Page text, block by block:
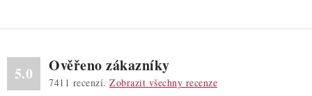
5.0 Ověřeno zákazníky
7411 recenzí. Zobrazit všechny recenze